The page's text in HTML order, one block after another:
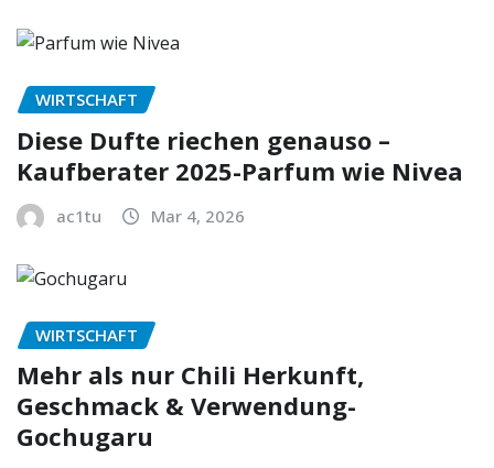
WIRTSCHAFT
Diese Dufte riechen genauso –
Kaufberater 2025-Parfum wie Nivea
ac1tu Mar 4, 2026
WIRTSCHAFT
Mehr als nur Chili Herkunft,
Geschmack & Verwendung-
Gochugaru